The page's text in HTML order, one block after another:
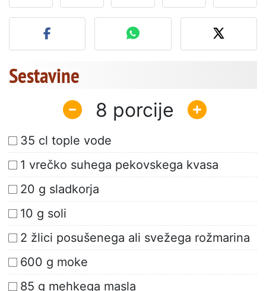
Objavite svojo fotografijo
Sestavine
8
35 cl tople vode
1 vrečko suhega pekovskega kvasa
20 g sladkorja
10 g soli
2 žlici posušenega ali svežega rožmarina
600 g moke
85 g mehkega masla